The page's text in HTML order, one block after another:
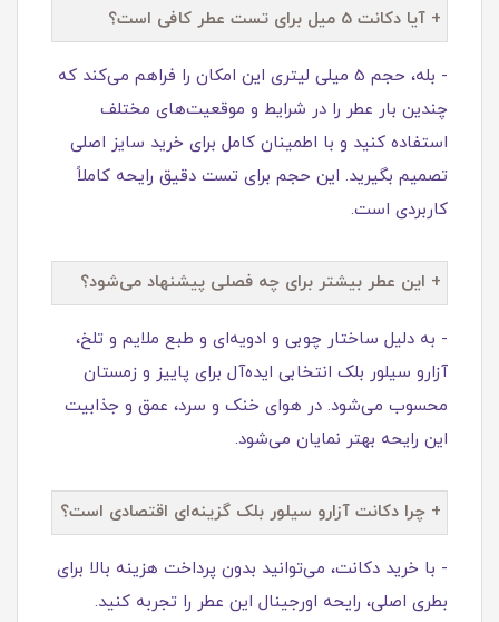
+ آیا دکانت 5 میل برای تست عطر کافی است؟
- بله، حجم 5 میلی‌ لیتری این امکان را فراهم می‌کند که
چندین بار عطر را در شرایط و موقعیت‌های مختلف
استفاده کنید و با اطمینان کامل برای خرید سایز اصلی
تصمیم بگیرید. این حجم برای تست دقیق رایحه کاملاً
کاربردی است.
+ این عطر بیشتر برای چه فصلی پیشنهاد می‌شود؟
- به دلیل ساختار چوبی و ادویه‌ای و طبع ملایم و تلخ،
آزارو سیلور بلک انتخابی ایده‌آل برای پاییز و زمستان
محسوب می‌شود. در هوای خنک و سرد، عمق و جذابیت
این رایحه بهتر نمایان می‌شود.
+ چرا دکانت آزارو سیلور بلک گزینه‌ای اقتصادی است؟
- با خرید دکانت، می‌توانید بدون پرداخت هزینه بالا برای
بطری اصلی، رایحه اورجینال این عطر را تجربه کنید.